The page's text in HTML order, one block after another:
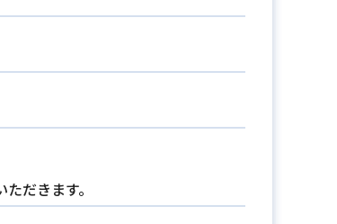
だきます。